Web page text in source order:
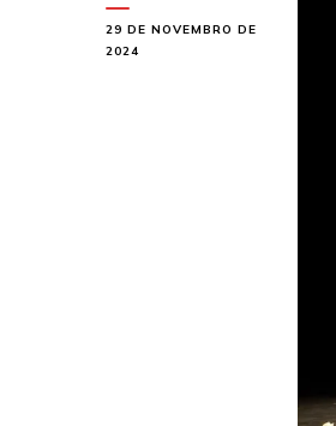
29 DE NOVEMBRO DE
2024